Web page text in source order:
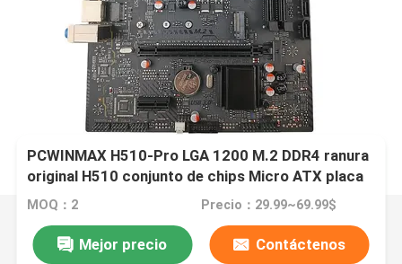
PCWINMAX H510-Pro LGA 1200 M.2 DDR4 ranura
original H510 conjunto de chips Micro ATX placa
base soporte 10a 11a generación de
MOQ：2 Precio：29.99~69.99$
Mejor precio Contáctenos